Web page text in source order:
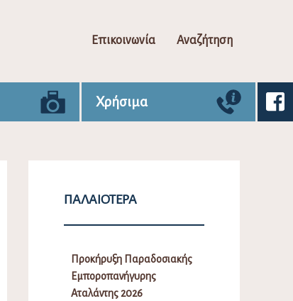
Επικοινωνία Αναζήτηση
Χρήσιμα
ΠΑΛΑΙΌΤΕΡΑ
Προκήρυξη Παραδοσιακής
Εμποροπανήγυρης
Αταλάντης 2026